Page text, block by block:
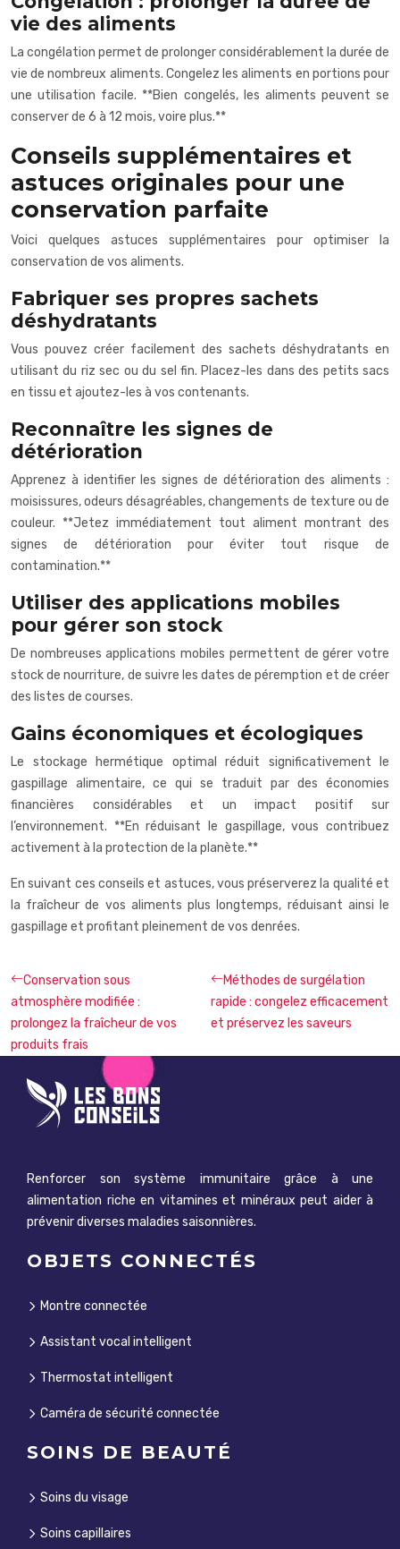
vie des aliments
La congélation permet de prolonger considérablement la durée de
vie de nombreux aliments. Congelez les aliments en portions pour
une utilisation facile. **Bien congelés, les aliments peuvent se
conserver de 6 à 12 mois, voire plus.**
Conseils supplémentaires et
astuces originales pour une
conservation parfaite
Voici quelques astuces supplémentaires pour optimiser la
conservation de vos aliments.
Fabriquer ses propres sachets
déshydratants
Vous pouvez créer facilement des sachets déshydratants en
utilisant du riz sec ou du sel fin. Placez-les dans des petits sacs
en tissu et ajoutez-les à vos contenants.
Reconnaître les signes de
détérioration
Apprenez à identifier les signes de détérioration des aliments :
moisissures, odeurs désagréables, changements de texture ou de
couleur. **Jetez immédiatement tout aliment montrant des
signes de détérioration pour éviter tout risque de
contamination.**
Utiliser des applications mobiles
pour gérer son stock
De nombreuses applications mobiles permettent de gérer votre
stock de nourriture, de suivre les dates de péremption et de créer
des listes de courses.
Gains économiques et écologiques
Le stockage hermétique optimal réduit significativement le
gaspillage alimentaire, ce qui se traduit par des économies
financières considérables et un impact positif sur
l’environnement. **En réduisant le gaspillage, vous contribuez
activement à la protection de la planète.**
En suivant ces conseils et astuces, vous préserverez la qualité et
la fraîcheur de vos aliments plus longtemps, réduisant ainsi le
gaspillage et profitant pleinement de vos denrées.
Conservation sous
atmosphère modifiée :
prolongez la fraîcheur de vos
produits frais
Méthodes de surgélation
rapide : congelez efficacement
et préservez les saveurs
Renforcer son système immunitaire grâce à une
alimentation riche en vitamines et minéraux peut aider à
prévenir diverses maladies saisonnières.
OBJETS CONNECTÉS
Montre connectée
Assistant vocal intelligent
Thermostat intelligent
Caméra de sécurité connectée
SOINS DE BEAUTÉ
Soins du visage
Soins capillaires